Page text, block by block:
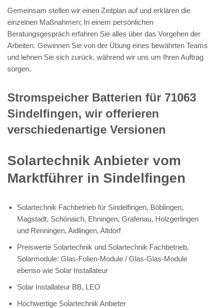
Gemeinsam stellen wir einen Zeitplan auf und erklären die
einzelnen Maßnahmen; In einem persönlichen
Beratungsgespräch erfahren Sie alles über das Vorgehen der
Arbeiten. Gewinnen Sie von der Übung eines bewährten Teams
und lehnen Sie sich zurück, während wir uns um Ihren Auftrag
sorgen.
Stromspeicher Batterien für 71063
Sindelfingen, wir offerieren
verschiedenartige Versionen
Solartechnik Anbieter vom
Marktführer in Sindelfingen
Solartechnik Fachbetrieb für Sindelfingen, Böblingen,
Magstadt, Schönaich, Ehningen, Grafenau, Holzgerlingen
und Renningen, Aidlingen, Altdorf
Preiswerte Solartechnik und Solartechnik Fachbetrieb,
Solarmodule: Glas-Folien-Module / Glas-Glas-Module
ebenso wie Solar Installateur
Solar Installateur BB, LEO
Hochwertige Solartechnik Anbieter